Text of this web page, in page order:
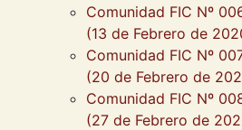
Comunidad FIC Nº
(13 de Febrero de
Comunidad FIC Nº
(20 de Febrero de
Comunidad FIC Nº
(27 de Febrero de